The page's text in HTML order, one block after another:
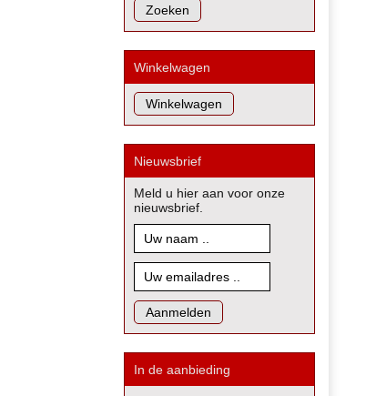
Zoeken
Winkelwagen
Nieuwsbrief
Meld u hier aan voor onze
nieuwsbrief.
In de aanbieding